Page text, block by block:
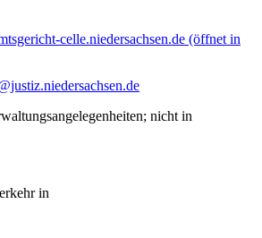
celle.niedersachsen.de (öffnet in
nicht in
in